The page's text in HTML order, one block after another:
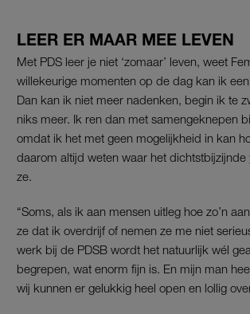
LEER ER MAAR MEE LEVEN
Met PDS leer je niet ‘zomaar’ leven, weet
willekeurige momenten op de dag kan ik een
Dan kan ik niet meer nadenken, begin ik te
niks meer. Ik ren dan met samengeknepen
omdat ik het met geen mogelijkheid in kan
daarom altijd weten waar het dichtstbijzijnde
ze.
“Soms, als ik aan mensen uitleg hoe zo’n
ze dat ik overdrijf of nemen ze me niet
werk bij de PDSB wordt het natuurlijk wél
begrepen, wat enorm fijn is. En mijn man
wij kunnen er gelukkig heel open en lollig